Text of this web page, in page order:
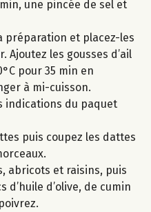
une pincée de sel et
préparation et placez-les
Ajoutez les gousses d’ail
pour 35 min en
à mi-cuisson.
indications du paquet
puis coupez les dattes
abricots et raisins, puis
d’huile d’olive, de cumin